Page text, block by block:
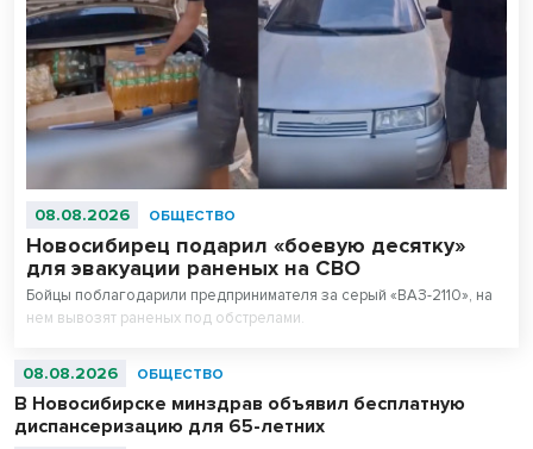
08.08.2026 ОБЩЕСТВО
Новосибирец подарил «боевую десятку»
для эвакуации раненых на СВО
Бойцы поблагодарили предпринимателя за серый «ВАЗ-2110», на
нем вывозят раненых под обстрелами.
08.08.2026 ОБЩЕСТВО
В Новосибирске минздрав объявил бесплатную
диспансеризацию для 65-летних